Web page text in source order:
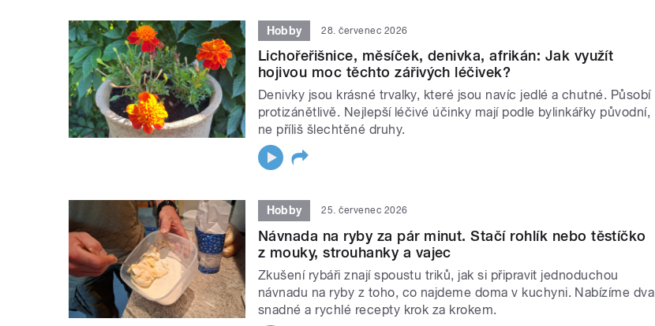
Hobby 28. červenec 2026
Lichořeřišnice, měsíček, denivka, afrikán: Jak využít
hojivou moc těchto zářivých léčivek?
Denivky jsou krásné trvalky, které jsou navíc jedlé a chutné. Působí
protizánětlivě. Nejlepší léčivé účinky mají podle bylinkářky původní,
ne příliš šlechtěné druhy.
Hobby 25. červenec 2026
Návnada na ryby za pár minut. Stačí rohlík nebo těstíčko
z mouky, strouhanky a vajec
Zkušení rybáři znají spoustu triků, jak si připravit jednoduchou
návnadu na ryby z toho, co najdeme doma v kuchyni. Nabízíme dva
snadné a rychlé recepty krok za krokem.